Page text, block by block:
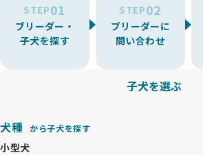
STEP01
ブリーダー・
子犬を探す
STEP02
ブリーダーに
問い合わせ
子犬を選ぶ
犬種 から子犬を探す
小型犬